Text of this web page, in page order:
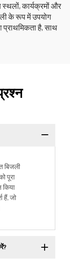
स्थलों, कार्यक्रमों और
के रूप में उपयोग
है, साथ
बिजली
पूरा
हैं, जो